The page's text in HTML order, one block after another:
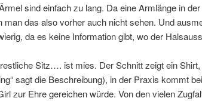
sind einfach zu lang. Da eine Armlänge in
man das also vorher auch nicht sehen. Und
da es keine Information gibt, wo der
Sitz…. ist mies. Der Schnitt zeigt ein
sagt die Beschreibung), in der Praxis kommt
zur Ehre gereichen würde. Von den vielen